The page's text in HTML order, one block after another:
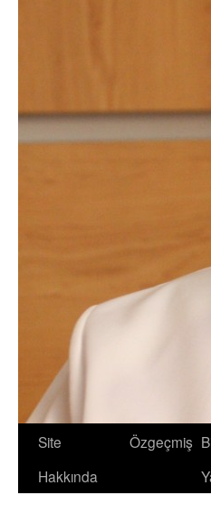
Site
Hakkında
Özgeçmiş